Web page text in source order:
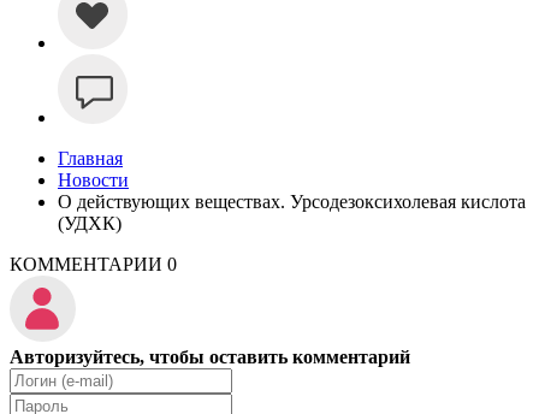
Главная
Новости
О действующих веществах. Урсодезоксихолевая кислота
(УДХК)
КОММЕНТАРИИ 0
Авторизуйтесь, чтобы оставить комментарий